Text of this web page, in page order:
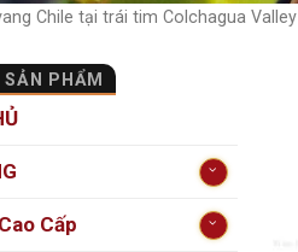
Chile tại trái tim Colchagua Valley
SẢN PHẨM
Cấp